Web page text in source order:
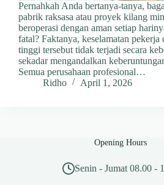
Pernahkah Anda bertanya-tanya,
pabrik raksasa atau proyek kilang
beroperasi dengan aman setiap
fatal? Faktanya, keselamatan pekerja
tinggi tersebut tidak terjadi secara
sekadar mengandalkan
Semua perusahaan profesional…
Ridho
April 1, 2026
Opening Hours
Senin - Jumat 08.00 -